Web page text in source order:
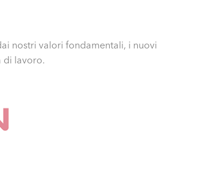
nostri valori fondamentali, i nuovi
di lavoro.